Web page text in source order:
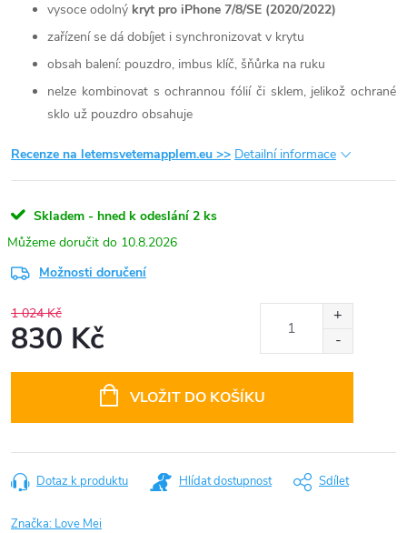
vysoce odolný kryt pro iPhone 7/8/SE (2020/2022)
zařízení se dá dobíjet i synchronizovat v krytu
obsah balení: pouzdro, imbus klíč, šňůrka na ruku
nelze kombinovat s ochrannou fólií či sklem, jelikož ochrané
sklo už pouzdro obsahuje
Recenze na letemsvetemapplem.eu >> Detailní informace
Skladem - hned k odeslání 2 ks
10.8.2026
Možnosti doručení
1 024 Kč
830 Kč
VLOŽIT DO KOŠÍKU
Dotaz k produktu Hlídat dostupnost Sdílet
Značka: Love Mei